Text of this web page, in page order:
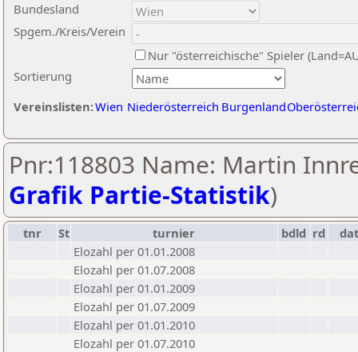
Sortierung
Bundesland
Spgem./Kreis/Verein
Nur "österreichische" Spieler
Vereinslisten:Wien Niederösterreich Burgenland
Pnr:118803 Name: Martin
Grafik Partie-Statistik)
tnr St turnier bdld rd
Elozahl per 01.01.2008
Elozahl per 01.07.2008
Elozahl per 01.01.2009
Elozahl per 01.07.2009
Elozahl per 01.01.2010
Elozahl per 01.07.2010